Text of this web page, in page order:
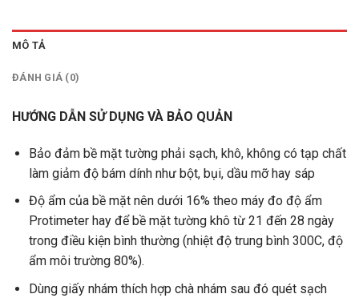
MÔ TẢ
ĐÁNH GIÁ (0)
HƯỚNG DẪN SỬ DỤNG VÀ BẢO QUẢN
Bảo đảm bề mặt tường phải sạch, khô, không có tạp chất
làm giảm độ bám dính như bột, bụi, dầu mỡ hay sáp
Độ ẩm của bề mặt nên dưới 16% theo máy đo độ ẩm
Protimeter hay để bề mặt tường khô từ 21 đến 28 ngày
trong điều kiện bình thường (nhiệt độ trung bình 300C, độ
ẩm môi trường 80%).
Dùng giấy nhám thích hợp chà nhám sau đó quét sạch